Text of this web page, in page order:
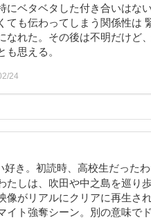
ベタベタした付き合いはな
も伝わってしまう関係性は
なれた。その後は不明だけど
思える。
24
き。初読時、高校生だった
たしは、吹田や中之島を巡り
がリアルにクリアに再生さ
イト強奪シーン。別の意味で